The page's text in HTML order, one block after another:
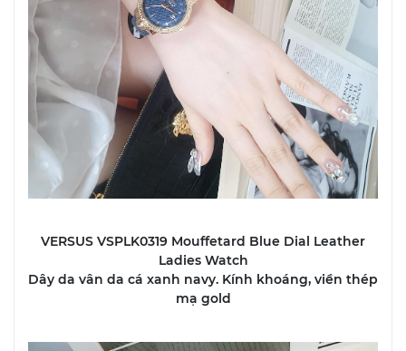
VERSUS VSPLK0319 Mouffetard Blue Dial Leather
Ladies Watch
Dây da vân da cá xanh navy. Kính khoáng, viền thép
mạ gold